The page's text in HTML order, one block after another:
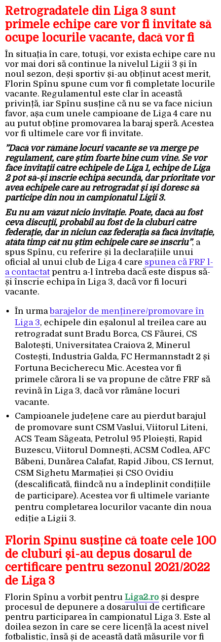
Retrogradatele din Liga 3 sunt
primele echipe care vor fi invitate să
ocupe locurile vacante, dacă vor fi
În situația în care, totuși, vor exista echipe care nu
vor mai dori să continue la nivelul Ligii 3 și în
noul sezon, deși sportiv și-au obținut acest merit,
Florin Spînu spune cum vor fi completate locurile
vacante. Regulamentul este clar în această
privință, iar Spînu susține că nu se va face niciun
favor, așa cum unele campioane de Liga 4 care nu
au putut obține promovarea la baraj speră. Acestea
vor fi ultimele care vor fi invitate.
”Dacă vor rămâne locuri vacante se va merge pe
regulament, care știm foarte bine cum vine. Se vor
face invitații către echipele de Liga 1, echipe de Liga
2 pot să-și înscrie echipă secundă, dar prioritate vor
avea echipele care au retrogradat și își doresc să
participe din nou în campionatul Ligii 3.
Eu nu am văzut nicio invitație. Poate, dacă au fost
ceva discuții, probabil au fost de la cluburi către
federație, dar în niciun caz federația să facă invitație,
atâta timp cât nu știm echipele care se înscriu”, a
spus Spînu, cu referire și la declarațiile unui
oficial al unui club de Liga 4 care spunea că FRF l-
a contactat pentru a-l întreba dacă este dispus să-
și înscrie echipa în Liga 3, dacă vor fi locuri
vacante.
În urma barajelor de menținere/promovare în
Liga 3, echipele din eșalonul al treilea care au
retrogradat sunt Bradu Borca, CS Făurei, CS
Balotești, Universitatea Craiova 2, Minerul
Costești, Industria Galda, FC Hermannstadt 2 și
Fortuna Becicherecu Mic. Acestea vor fi
primele cărora li se va propune de către FRF să
revină în Liga 3, dacă vor rămâne locuri
vacante.
Campioanele județene care au pierdut barajul
de promovare sunt CSM Vaslui, Viitorul Liteni,
ACS Team Săgeata, Petrolul 95 Ploiești, Rapid
Buzescu, Viitorul Domnești, ACSM Codlea, AFC
Băbeni, Dunărea Calafat, Rapid Jibou, CS Iernut,
CSM Sighetu Marmației și CSO Ovidiu
(descalificată, fiindcă nu a îndeplinit condițiile
de participare). Acestea vor fi ultimele variante
pentru completarea locurilor vacante din noua
ediție a Ligii 3.
Florin Spînu susține că toate cele 100
de cluburi și-au depus dosarul de
certificare pentru sezonul 2021/2022
de Liga 3
Florin Spînu a vorbit pentru Liga2.ro și despre
procesul de depunere a dosarului de certificare
pentru participarea în campionatul Liga 3. Este al
doilea sezon în care se cere licență la acest nivel
fotbalistic, însă și de această dată măsurile vor fi